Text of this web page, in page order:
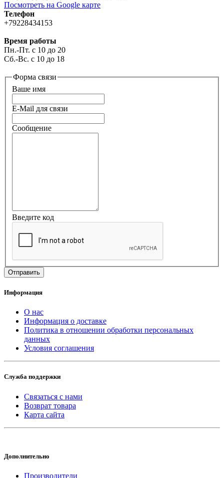
Посмотреть на Google карте
Телефон
+79228434153
Время работы
Пн.-Пт. с 10 до 20
Сб.-Вс. с 10 до 18
Форма связи
Ваше имя
E-Mail для связи
Сообщение
Введите код
Информация
О нас
Информация о доставке
Политика в отношении обработки персональных
данных
Условия соглашения
Служба поддержки
Связаться с нами
Возврат товара
Карта сайта
Дополнительно
Производители